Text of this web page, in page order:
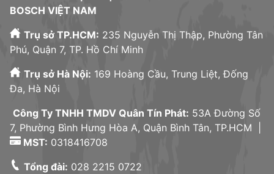
BOSCH VIỆT NAM
Trụ sở TP.HCM: 235 Nguyễn Thị Thập, Phường Tân
Phú, Quận 7, TP. Hồ Chí Minh
Trụ sở Hà Nội: 169 Hoàng Cầu, Trung Liệt, Đống
Đa, Hà Nội
Công Ty TNHH TMDV Quân Tín Phát: 53A Đường Số
7, Phường Bình Hưng Hòa A, Quận Bình Tân, TP.HCM |
MST: 0318416708
Tổng đài: 028 2215 0722